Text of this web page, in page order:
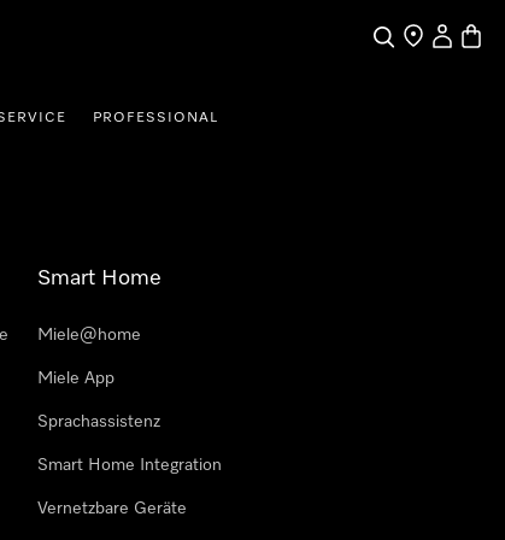
SucheHändlersuche
PROFESSIONAL
Smart Home
Miele@home
Miele App
Sprachassistenz
Smart Home Integration
Vernetzbare Geräte